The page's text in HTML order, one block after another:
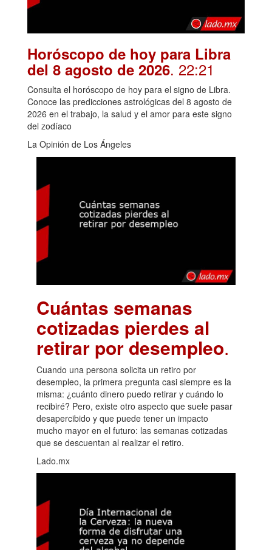
Horóscopo de hoy para Libra
del 8 agosto de 2026. 22:21
Consulta el horóscopo de hoy para el signo de Libra.
Conoce las predicciones astrológicas del 8 agosto de
2026 en el trabajo, la salud y el amor para este signo
del zodíaco
La Opinión de Los Ángeles
Cuántas semanas
cotizadas pierdes al
retirar por desempleo.
Cuando una persona solicita un retiro por
desempleo, la primera pregunta casi siempre es la
misma: ¿cuánto dinero puedo retirar y cuándo lo
recibiré? Pero, existe otro aspecto que suele pasar
desapercibido y que puede tener un impacto
mucho mayor en el futuro: las semanas cotizadas
que se descuentan al realizar el retiro.
Lado.mx